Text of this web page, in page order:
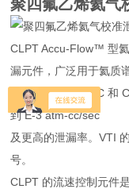
聚四氟乙烯氦气
CLPT Accu-Flow™ 型
漏元件，广泛用于氦质
提供的 GPP、GPC 和
到 E-3 atm-cc/sec
及更高的泄漏率。VTI
号。
CLPT 的流速控制元件